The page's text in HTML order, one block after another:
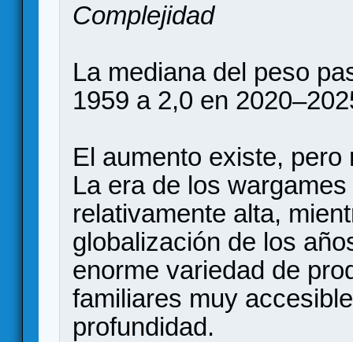
Complejidad
La mediana del peso
1959 a 2,0 en
El aumento existe,
La era de los
relativamente alta,
globalización de los
enorme variedad de
familiares muy
profundidad.